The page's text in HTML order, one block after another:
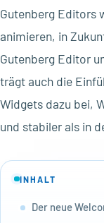
Gutenberg Editors
animieren, in
Gutenberg Editor
trägt auch die
Widgets dazu bei,
und stabiler als in
INHALT
Der neue